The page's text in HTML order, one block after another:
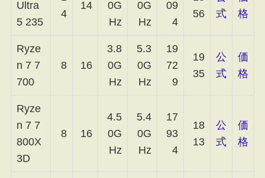
Ultra
5 235
4
14
0G
Hz
0G
Hz
09
4
56
式
格
Ryze
n 7 7
700
8 16
3.8
0G
Hz
5.3
0G
Hz
19
72
9
19
35
公
式
価
格
Ryze
n 7 7
800X
3D
8 16
4.5
0G
Hz
5.4
0G
Hz
17
93
4
18
13
公
式
価
格